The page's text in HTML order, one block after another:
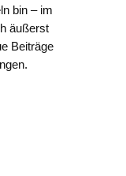
bin – im
äußerst
Beiträge